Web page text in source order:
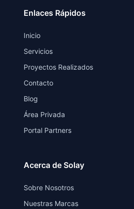
Enlaces Rápidos
Inicio
Servicios
Proyectos Realizados
Contacto
Blog
Área Privada
Portal Partners
Acerca de Solay
Sobre Nosotros
Nuestras Marcas